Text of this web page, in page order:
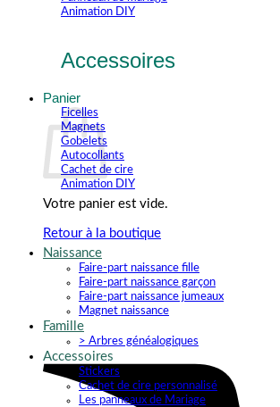
Panier
Votre panier est vide.
Retour à la boutique
Animation DIY
Accessoires
Ficelles
Magnets
Gobelets
Autocollants
Cachet de cire
Animation DIY
Naissance
Faire-part naissance fille
Faire-part naissance garçon
Faire-part naissance jumeaux
Magnet naissance
Famille
> Arbres généalogiques
Accessoires
Stickers
Cachet de cire personnalisé
Les panneaux de Mariage